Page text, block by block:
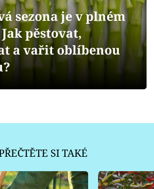
sezona je v plném
pěstovat,
a vařit oblíbenou
SI TAKÉ